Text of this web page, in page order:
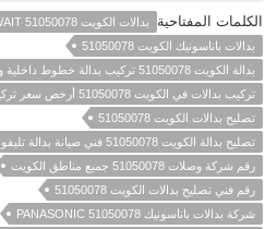
الكلمات المفتاحية
بدالات الكويت 51050078 PBX KUWAIT
بدالات باناسونيك الكويت 51050078
بدالة الكويت 51050078 تركيب بدالة خطوط داخلية وخارجية
تركيب بدالات في الكويت 51050078 أرخص سعر تركيب البدالات
تصليح بدالات الكويت 51050078
تصليح بدالة الكويت 51050078 فني صيانة بدالة تليفونات
رقم شركة وصلات 51050078 جميع مناطق الكويت
رقم فني تصليح بدالات الكويت 51050078
شركة بدالات باناسونيك PANASONIC 51050078